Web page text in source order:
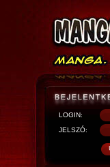
LOGIN:
JELSZÓ: